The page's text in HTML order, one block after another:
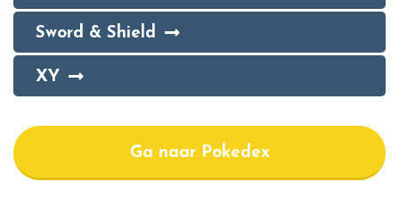
Sword & Shield
XY
Ga naar Pokedex